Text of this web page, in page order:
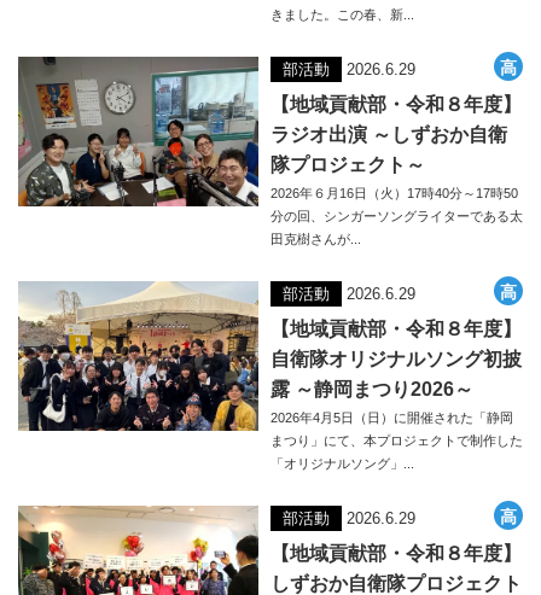
きました。この春、新...
部活動 2026.6.29
【地域貢献部・令和８年度】
ラジオ出演 ～しずおか自衛
隊プロジェクト～
2026年６月16日（火）17時40分～17時50
分の回、シンガーソングライターである太
田克樹さんが...
部活動 2026.6.29
【地域貢献部・令和８年度】
自衛隊オリジナルソング初披
露 ～静岡まつり2026～
2026年4月5日（日）に開催された「静岡
まつり」にて、本プロジェクトで制作した
「オリジナルソング」...
部活動 2026.6.29
【地域貢献部・令和８年度】
しずおか自衛隊プロジェクト